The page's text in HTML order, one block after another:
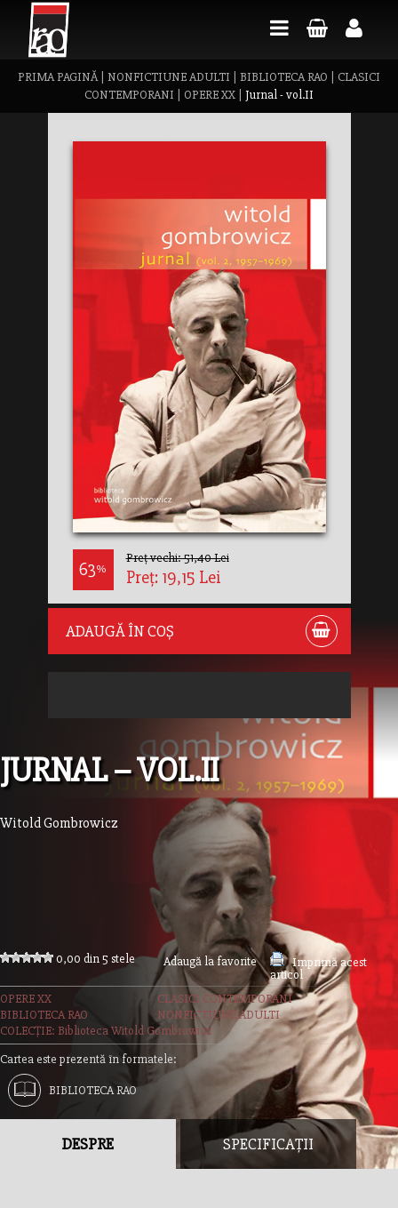
PRIMA PAGINĂ| NONFICTIUNE ADULTI BIBLIOTECA RAO
CLASICI
CONTEMPORANI
OPERE XX Jurnal - vol.II
63%
Preț vechi: 51,40 Lei
Preț: 19,15 Lei
ADAUGĂ ÎN COȘ
JURNAL – VOL.II
Witold Gombrowicz
0,00 din 5 stele Adaugă la favorite
Imprimă acest
articol
OPERE XX
CLASICI CONTEMPORANI
BIBLIOTECA RAO
NONFICTIUNE ADULTI
COLECȚIE: Biblioteca Witold Gombrowicz
Cartea este prezentă în formatele:
BIBLIOTECA RAO
DESPRE SPECIFICAȚII